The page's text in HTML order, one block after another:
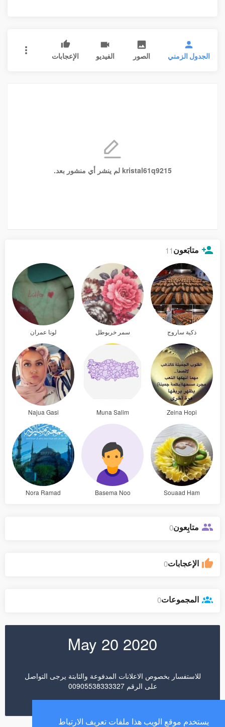
يستخدم موقع الويب هذا ملفات تعريف الارتباط
الجدول الزمني الصور الفيديو الإعجابات
kristal61q9215 لم ينشر أي منشور بعد.
متابَعون11
ذكية ساروج سمر خربوطل لونا عمران
Zeina Hopi
Muna Salim
Najua Gasi
Souaad Ham
Basema Noo
Nora Ramad
متابِعون0
الإعجابات0
المجموعات0
May 20 2020
للاستفسار بخصوص الاعلانات المدفوعة والثابتة يرجى التواصل
على الرقم 00905538333327